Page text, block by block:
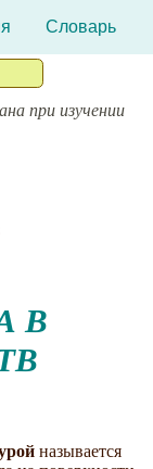
Словарь
при изучении
называется